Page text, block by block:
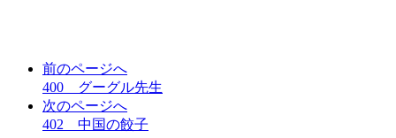
前のページへ
400 グーグル先生
次のページへ
402 中国の餃子